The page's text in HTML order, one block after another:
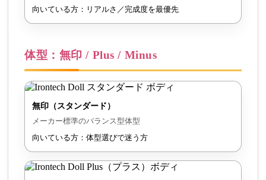
向いている方：リアルさ／完成度を最優先
体型：無印 / Plus / Minus
無印（スタンダード）
メーカー標準のバランス型体型
向いている方：体型選びで迷う方